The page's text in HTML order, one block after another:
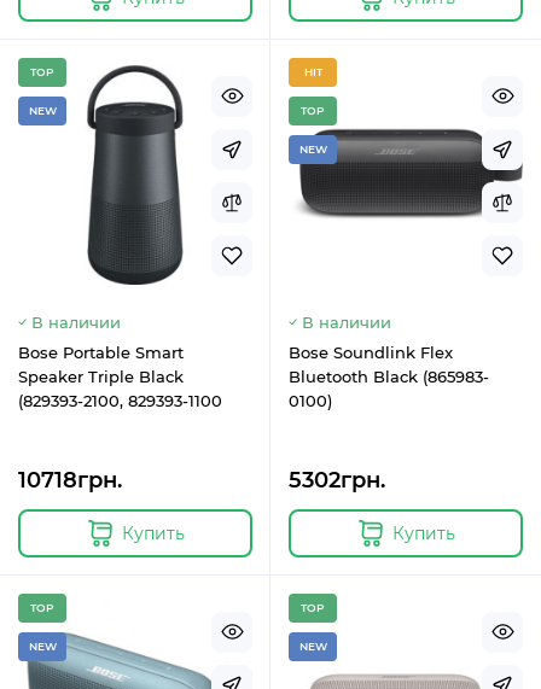
TOP
NEW
В наличии
Bose Portable Smart
Speaker Triple Black
(829393-2100, 829393-1100
10718грн.
Купить
HIT
TOP
NEW
В наличии
Bose Soundlink Flex
Bluetooth Black (865983-
0100)
5302грн.
Купить
TOP
NEW
TOP
NEW